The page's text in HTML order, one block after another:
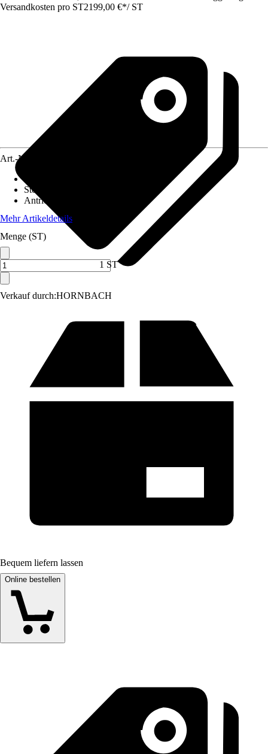
Versandkosten pro ST2199,00 €*/ ST
Verkauf durch:HORNBACH
Art.-Nr.
Stoffqualität
Antrieb
Mehr Artikeldetails
Menge (ST)
1 ST
Bequem liefern lassen
Online bestellen